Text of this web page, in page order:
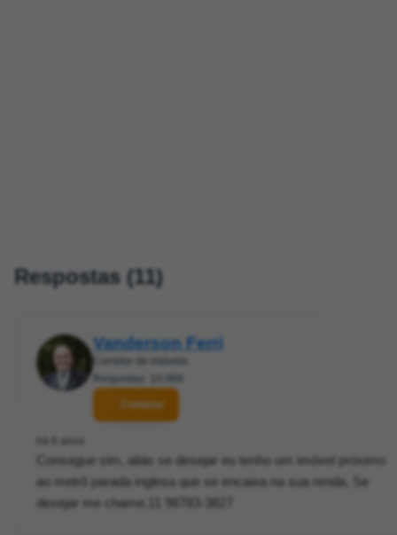
Respostas (11)
Vanderson Ferri
Contatar
Consegue sim, aliás se desejar eu tenho um imóvel próximo
ao metrô parada inglesa que se encaixa na sua renda, Se
desejar me chame.11 98783-3827